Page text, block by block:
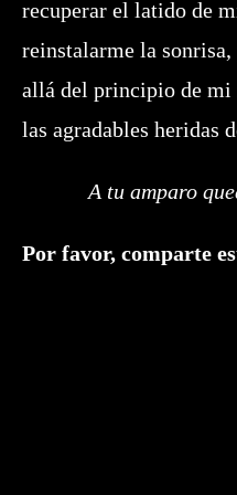
recuperar el latido de
reinstalarme la
allá del principio de
las agradables heridas
A tu amparo
Por favor, comparte